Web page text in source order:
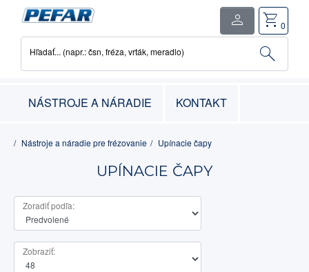
search
Hľadať... (napr.: čsn, fréza, vrták, meradlo)
shopping_cart 0
person
NÁSTROJE A NÁRADIE KONTAKT
close
položka
0.00€
Nástroje a náradie pre frézovanie Upínacie čapy
UPÍNACIE ČAPY
Zoradiť podľa:
Zobraziť: